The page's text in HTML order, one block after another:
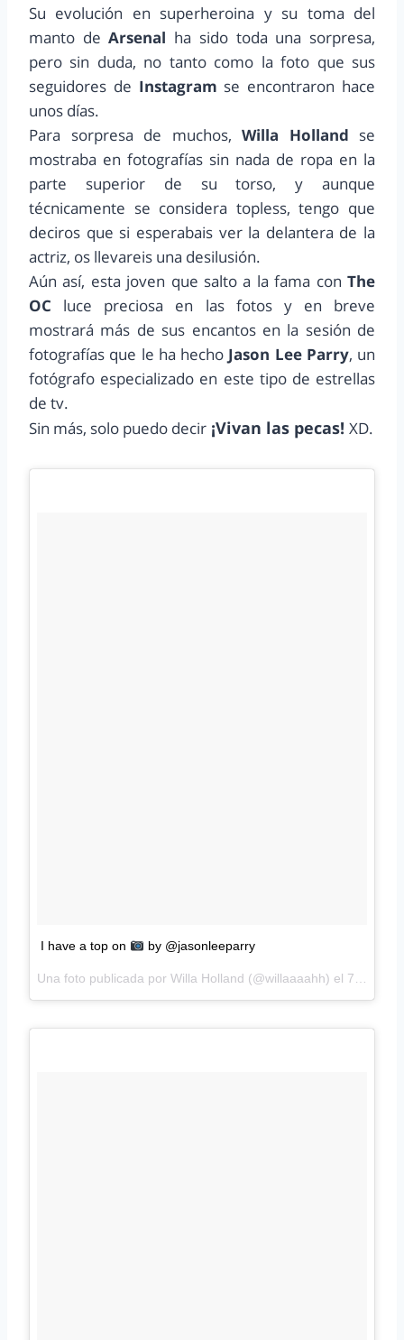
Su evolución en superheroina y su toma del
manto deArsenal ha sido toda una sorpresa,
pero sin duda, no tanto como la foto que sus
seguidores de Instagram se encontraron hace
unos días.
Para sorpresa de muchos, Willa Holland se
mostraba en fotografías sin nada de ropa en la
parte superior de su torso, y aunque
técnicamente se considera topless, tengo que
deciros que si esperabais ver la delantera de la
actriz, os llevareis una desilusión.
Aún así, esta joven que salto a la fama con The
OC luce preciosa en las fotos y en breve
mostrará más de sus encantos en la sesión de
fotografías que le ha hecho Jason Lee Parry, un
fotógrafo especializado en este tipo de estrellas
de tv.
Sin más, solo puedo decir ¡Vivan las pecas! XD.
I have a top on by @jasonleeparry
Una foto publicada por Willa Holland (@willaaaahh) el 7 de Ene de 2016 a la(s) 12:37 PST